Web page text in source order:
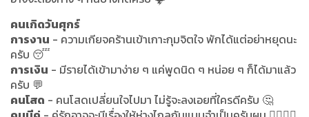
คนเกิดวันศุกร์
การงาน - ความเกียจคร้านเข้าเกาะกุมจิตใจ พักได้แต่อย่าหยุดนะ
ครับ 😴
การเงิน - มีรายได้เข้ามาง่าย ๆ แค่พูดนิด ๆ หน่อย ๆ ก็ได้มาแล้ว
ครับ 💬
คนโสด - คนโสดเปลี่ยนใจไปมา ไม่รู้จะลงเอยที่ใครดีครับ 🤔